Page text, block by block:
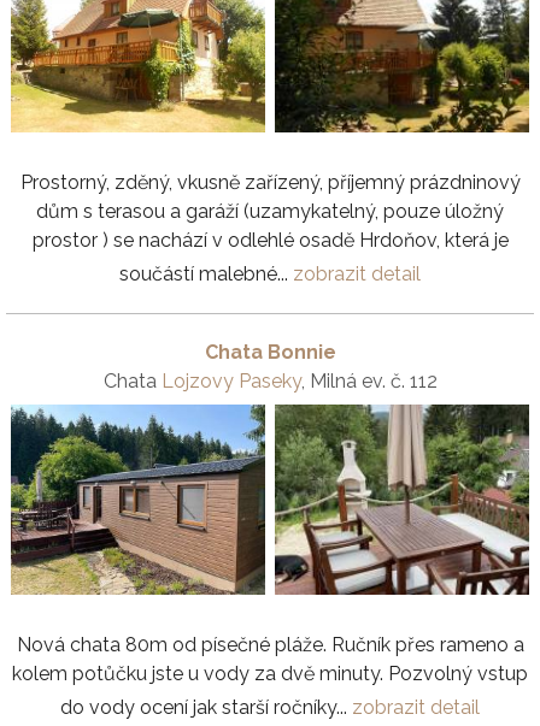
Prostorný, zděný, vkusně zařízený, příjemný prázdninový
dům s terasou a garáží (uzamykatelný, pouze úložný
prostor ) se nachází v odlehlé osadě Hrdoňov, která je
součástí malebné... zobrazit detail
Chata Bonnie
Chata Lojzovy Paseky, Milná ev. č. 112
Nová chata 80m od písečné pláže. Ručník přes rameno a
kolem potůčku jste u vody za dvě minuty. Pozvolný vstup
do vody ocení jak starší ročníky... zobrazit detail